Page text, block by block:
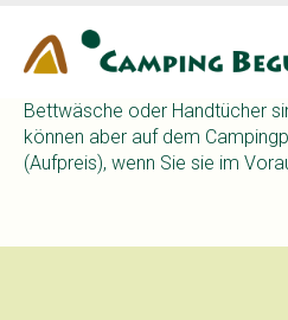
Bettwäsche oder Handtücher
können aber auf dem
(Aufpreis), wenn Sie sie im